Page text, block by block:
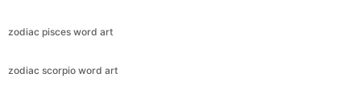
zodiac pisces word art
zodiac scorpio word art